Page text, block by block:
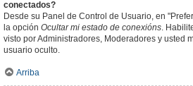
conectados?
Desde su Panel de Control de Usuario, en
la opción Ocultar mi estado de conexións.
visto por Administradores, Moderadores y usted
usuario oculto.
Arriba